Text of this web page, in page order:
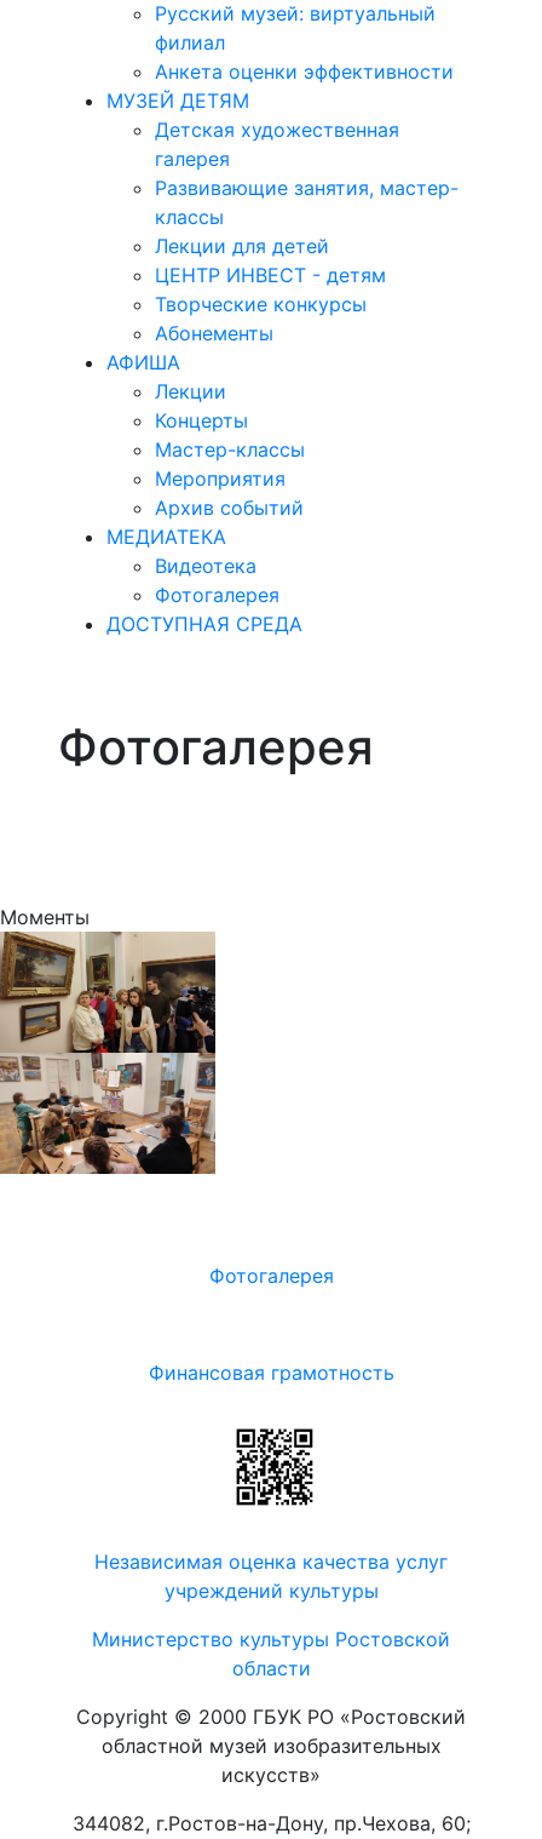
Русский музей: виртуальный
филиал
Анкета оценки эффективности
МУЗЕЙ ДЕТЯМ
Детская художественная
галерея
Развивающие занятия, мастер-
классы
Лекции для детей
ЦЕНТР ИНВЕСТ - детям
Творческие конкурсы
Абонементы
АФИША
Лекции
Концерты
Мастер-классы
Мероприятия
Архив событий
МЕДИАТЕКА
Видеотека
Фотогалерея
ДОСТУПНАЯ СРЕДА
Фотогалерея
Моменты
Фотогалерея
Финансовая грамотность
Независимая оценка качества услуг
учреждений культуры
Министерство культуры Ростовской
области
Copyright © 2000 ГБУК РО «Ростовский
областной музей изобразительных
искусств»
344082, г.Ростов-на-Дону, пр.Чехова, 60;